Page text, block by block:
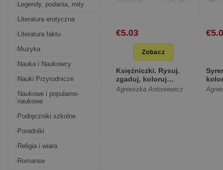
Legendy, podania, mity
Literatura erotyczna
Literatura faktu
Muzyka
Nauka i Naukowcy
Nauki Przyrodnicze
Naukowe i popularno-
naukowe
Podręczniki szkolne
Poradniki
Religia i wiara
Romanse
€5.03
Zobacz
Księżniczki. Rysuj.
zgaduj, koloruj
[Miękka]
Agnieszka Antoniewicz